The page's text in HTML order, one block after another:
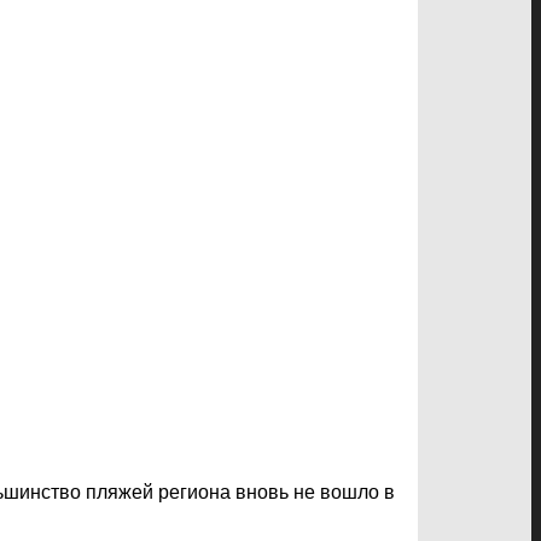
пляжей региона вновь не вошло в